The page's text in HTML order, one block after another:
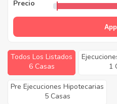
Precio
Todos Los Listados
6 Casas
1
Pre Ejecuciones Hipotecarias
5 Casas